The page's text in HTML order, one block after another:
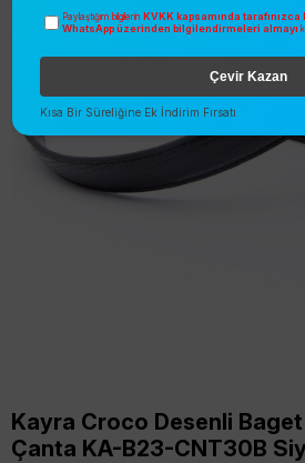
Kayra Croco Desenli Baget
Çanta KA-B23-CNT30B
Paylaştığım bilgilerin KVKK kapsamında tarafınızca
WhatsApp üzerinden bilgilendirmeleri almayı
Çevir Kazan
Kısa Bir Süreliğine Ek İndirim Fırsatı